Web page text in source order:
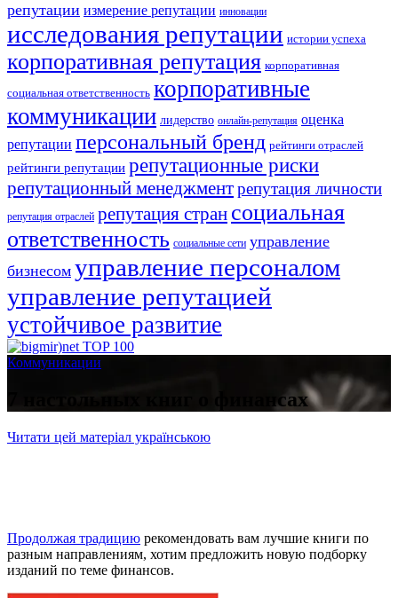
репутации измерение репутации инновации
исследования репутации истории успеха
корпоративная репутация корпоративная
социальная ответственность корпоративные
коммуникации лидерство онлайн-репутация оценка
репутации персональный бренд рейтинги отраслей
рейтинги репутации репутационные риски
репутационный менеджментрепутация личности
репутация отраслей репутация стран социальная
ответственность социальные сети управление
бизнесом управление персоналом
управление репутацией
устойчивое развитие
Коммуникации
7 настольных книг о финансах
Читати цей матеріал українською
Продолжая традицию рекомендовать вам лучшие книги по
разным направлениям, хотим предложить новую подборку
изданий по теме финансов.